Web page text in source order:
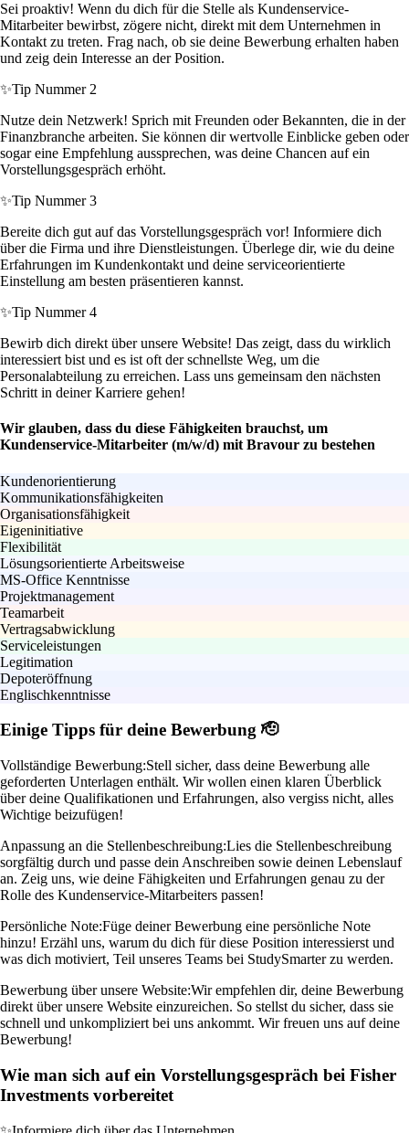
Sei proaktiv! Wenn du dich für die Stelle als Kundenservice-
Mitarbeiter bewirbst, zögere nicht, direkt mit dem Unternehmen in
Kontakt zu treten. Frag nach, ob sie deine Bewerbung erhalten haben
und zeig dein Interesse an der Position.
✨Tip Nummer 2
Nutze dein Netzwerk! Sprich mit Freunden oder Bekannten, die in der
Finanzbranche arbeiten. Sie können dir wertvolle Einblicke geben oder
sogar eine Empfehlung aussprechen, was deine Chancen auf ein
Vorstellungsgespräch erhöht.
✨Tip Nummer 3
Bereite dich gut auf das Vorstellungsgespräch vor! Informiere dich
über die Firma und ihre Dienstleistungen. Überlege dir, wie du deine
Erfahrungen im Kundenkontakt und deine serviceorientierte
Einstellung am besten präsentieren kannst.
✨Tip Nummer 4
Bewirb dich direkt über unsere Website! Das zeigt, dass du wirklich
interessiert bist und es ist oft der schnellste Weg, um die
Personalabteilung zu erreichen. Lass uns gemeinsam den nächsten
Schritt in deiner Karriere gehen!
Wir glauben, dass du diese Fähigkeiten brauchst, um
Kundenservice-Mitarbeiter (m/w/d) mit Bravour zu bestehen
Kundenorientierung
Kommunikationsfähigkeiten
Organisationsfähigkeit
Eigeninitiative
Flexibilität
Lösungsorientierte Arbeitsweise
MS-Office Kenntnisse
Projektmanagement
Teamarbeit
Vertragsabwicklung
Serviceleistungen
Legitimation
Depoteröffnung
Englischkenntnisse
Einige Tipps für deine Bewerbung 🫡
Vollständige Bewerbung:Stell sicher, dass deine Bewerbung alle
geforderten Unterlagen enthält. Wir wollen einen klaren Überblick
über deine Qualifikationen und Erfahrungen, also vergiss nicht, alles
Wichtige beizufügen!
Anpassung an die Stellenbeschreibung:Lies die Stellenbeschreibung
sorgfältig durch und passe dein Anschreiben sowie deinen Lebenslauf
an. Zeig uns, wie deine Fähigkeiten und Erfahrungen genau zu der
Rolle des Kundenservice-Mitarbeiters passen!
Persönliche Note:Füge deiner Bewerbung eine persönliche Note
hinzu! Erzähl uns, warum du dich für diese Position interessierst und
was dich motiviert, Teil unseres Teams bei StudySmarter zu werden.
Bewerbung über unsere Website:Wir empfehlen dir, deine Bewerbung
direkt über unsere Website einzureichen. So stellst du sicher, dass sie
schnell und unkompliziert bei uns ankommt. Wir freuen uns auf deine
Bewerbung!
Wie man sich auf ein Vorstellungsgespräch bei Fisher
Investments vorbereitet